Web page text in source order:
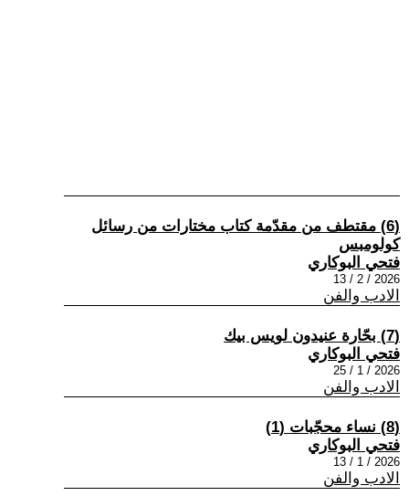
(6) مقتطف من مقدّمة كتاب مختارات من رسائل
كولومبس
فتحي البوكاري
2026 / 2 / 13
الادب والفن
(7) بحّارة عنيدون لويس بيك
فتحي البوكاري
2026 / 1 / 25
الادب والفن
(8) نساء محجّبات (1)
فتحي البوكاري
2026 / 1 / 13
الادب والفن